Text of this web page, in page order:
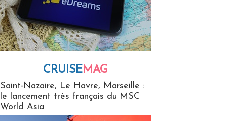
CRUISEMAG
Saint-Nazaire, Le Havre, Marseille :
le lancement très français du MSC
World Asia